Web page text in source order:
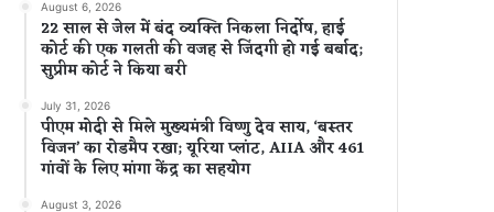
August 6, 2026
22 साल से जेल में बंद व्यक्ति निकला निर्दोष, हाई
कोर्ट की एक गलती की वजह से जिंदगी हो गई बर्बाद;
सुप्रीम कोर्ट ने किया बरी
July 31, 2026
पीएम मोदी से मिले मुख्यमंत्री विष्णु देव साय, ‘बस्तर
विजन’ का रोडमैप रखा; यूरिया प्लांट, AIIA और 461
गांवों के लिए मांगा केंद्र का सहयोग
August 3, 2026